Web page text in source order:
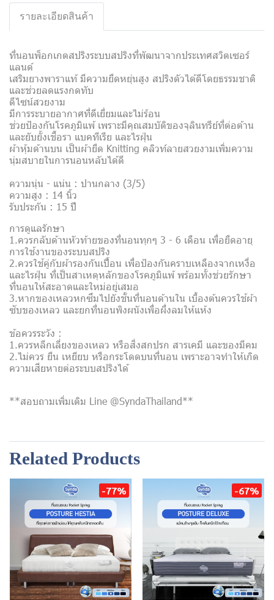
รายละเอียดสินค้า
ที่นอนพ็อกเกตสปริงระบบสปริงที่พัฒนาจากประเทศสวิตเซอร์
แลนด์
เสริมยางพาราแท้ มีความยืดหยุ่นสูง สปริงดัวได้ดีโดยธรรมชาติ
และช่วยลดแรงกดทับ
ดีไซน์สวยงาม
มีการระบายอากาศที่ดีเยี่ยมและไม่ร้อน
ช่วยป้องกันโรคภูมิแพ้ เพราะมีคุณสมบัติของจุลินทรีย์ที่ต่อต้าน
และยับยั้งเชื้อรา แบคทีเรีย และไรฝุ่น
ผ้าหุ้มด้านบน เป็นผ้ายืด Knitting คลิวท์ลายสวยงามเพิ่มความ
นุ่มสบายในการนอนหลับได้ดี
ความนุ่น - แน่น : ปานกลาง (3/5)
ความสูง : 14 นิ้ว
รับประกัน : 15 ปี
การดูแลรักษา
1.ควรกลับด้านหัวท้ายของที่นอนทุกๆ 3 - 6 เดือน เพื่อยืดอายุ
การใช้งานของระบบสปริง
2.ควรใช้คู่กับผ้ารองกันเปื้อน เพื่อป้องกันคราบเหลืองจากเหงื่อ
และไรฝุ่น ที่เป็นสาเหตุหลักของโรคภูมิแพ้ พร้อมทั้งช่วยรักษา
ที่นอนให้สะอาดและใหม่อยู่เสมอ
3.หากของเหลวหกซึมไปยังชั้นที่นอนด้านใน เบื้องต้นควรใช้ผ้า
ซับของเหลว และยกที่นอนพิงผนังเพื่อผึ่งลมให้แห้ง
ข้อควรระวัง :
1.ควรหลีกเลี่ยงของเหลว หรือสิ่งสกปรก สารเคมี และของมีคม
2.ไม่ควร ยืน เหยียบ หรือกระโดดบนที่นอน เพราะอาจทำให้เกิด
ความเสียหายต่อระบบสปริงได้
**สอบถามเพิ่มเติม Line @SyndaThailand**
Related Products
-77% -67%